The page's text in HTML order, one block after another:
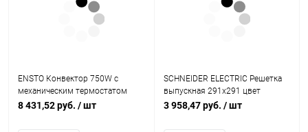
ENSTO Конвектор 750W с
механическим термостатом
IP21 389мм (EPHBM07PR)
8 431,52 руб. / шт
SCHNEIDER ELECTRIC Решетка
выпускная 291х291 цвет
RAL7035 (NSYCAG291LPF)
3 958,47 руб. / шт